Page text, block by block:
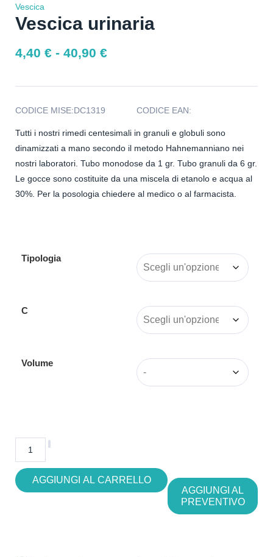
Vescica
Vescica urinaria
4,40 € - 40,90 €
CODICE MISE:DC1319 CODICE EAN:
Tutti i nostri rimedi centesimali in granuli e globuli sono
dinamizzati a mano secondo il metodo Hahnemanniano nei
nostri laboratori. Tubo monodose da 1 gr. Tubo granuli da 6 gr.
Le gocce sono costituite da una miscela di etanolo e acqua al
30%. Per la posologia chiedere al medico o al farmacista.
Tipologia
C
Volume
AGGIUNGI AL CARRELLO
AGGIUNGI AL
PREVENTIVO